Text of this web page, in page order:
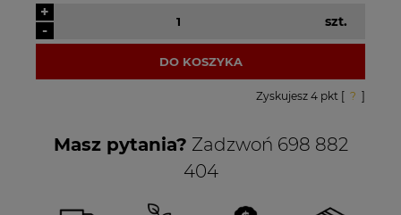
-
+
szt.
DO KOSZYKA
Zyskujesz 4 pkt [ ? ]
Masz pytania? Zadzwoń 698 882
404